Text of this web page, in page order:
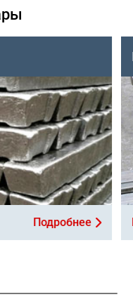
Подробнее